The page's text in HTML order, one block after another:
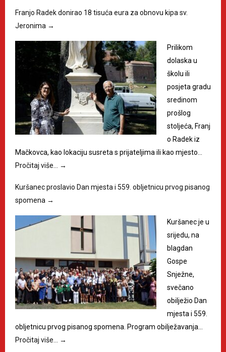
Franjo Radek donirao 18 tisuća eura za obnovu kipa sv.
Jeronima →
Prilikom
dolaska u
školu ili
posjeta gradu
sredinom
prošlog
stoljeća, Franj
o Radek iz
Mačkovca, kao lokaciju susreta s prijateljima ili kao mjesto…
Pročitaj više…
→
Kuršanec proslavio Dan mjesta i 559. obljetnicu prvog pisanog
spomena →
Kuršanec je u
srijedu, na
blagdan
Gospe
Snježne,
svečano
obilježio Dan
mjesta i 559.
obljetnicu prvog pisanog spomena. Program obilježavanja…
Pročitaj više…
→